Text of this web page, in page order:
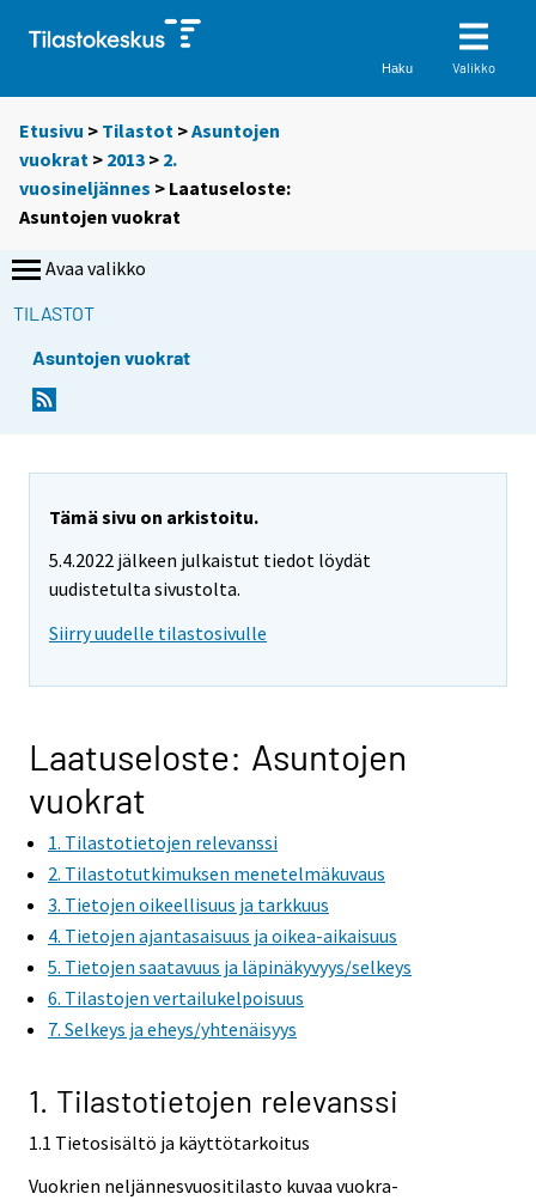
Haku Valikko
Etusivu > Tilastot >Asuntojen
vuokrat > 2013 > 2.
vuosineljännes > Laatuseloste:
Asuntojen vuokrat
Avaa valikko
TILASTOT
Asuntojen vuokrat
Tämä sivu on arkistoitu.
5.4.2022 jälkeen julkaistut tiedot löydät
uudistetulta sivustolta.
Siirry uudelle tilastosivulle
Laatuseloste: Asuntojen
vuokrat
1. Tilastotietojen relevanssi
2. Tilastotutkimuksen menetelmäkuvaus
3. Tietojen oikeellisuus ja tarkkuus
4. Tietojen ajantasaisuus ja oikea-aikaisuus
5. Tietojen saatavuus ja läpinäkyvyys/selkeys
6. Tilastojen vertailukelpoisuus
7. Selkeys ja eheys/yhtenäisyys
1. Tilastotietojen relevanssi
1.1 Tietosisältö ja käyttötarkoitus
Vuokrien neljännesvuositilasto kuvaa vuokra-